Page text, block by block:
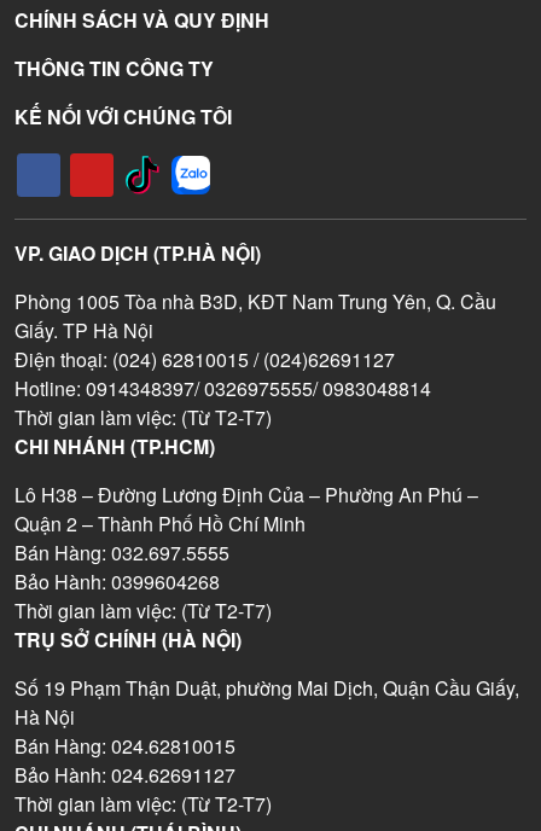
CHÍNH SÁCH VÀ QUY ĐỊNH
THÔNG TIN CÔNG TY
KẾ NỐI VỚI CHÚNG TÔI
VP. GIAO DỊCH (TP.HÀ NỘI)
Phòng 1005 Tòa nhà B3D, KĐT Nam Trung Yên, Q. Cầu
Giấy. TP Hà Nội
Điện thoại: (024) 62810015 / (024)62691127
Hotline: 0914348397/ 0326975555/ 0983048814
Thời gian làm việc: (Từ T2-T7)
CHI NHÁNH (TP.HCM)
Lô H38 – Đường Lương Định Của – Phường An Phú –
Quận 2 – Thành Phố Hồ Chí Minh
Bán Hàng: 032.697.5555
Bảo Hành: 0399604268
Thời gian làm việc: (Từ T2-T7)
TRỤ SỞ CHÍNH (HÀ NỘI)
Số 19 Phạm Thận Duật, phường Mai Dịch, Quận Cầu Giấy,
Hà Nội
Bán Hàng: 024.62810015
Bảo Hành: 024.62691127
Thời gian làm việc: (Từ T2-T7)